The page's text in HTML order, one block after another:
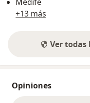
+13 más
Ver todas
Opiniones